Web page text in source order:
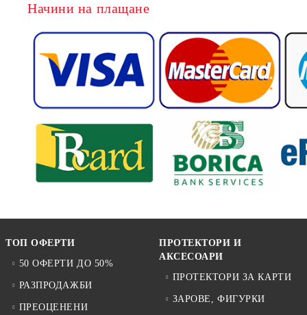
Начини на плащане
ТОП ОФЕРТИ
50 ОФЕРТИ ДО 50%
РАЗПРОДАЖБИ
ПРЕОЦЕНЕНИ
ПРОТЕКТОРИ И
АКСЕСОАРИ
ПРОТЕКТОРИ ЗА КАРТИ
ЗАРОВЕ, ФИГУРКИ